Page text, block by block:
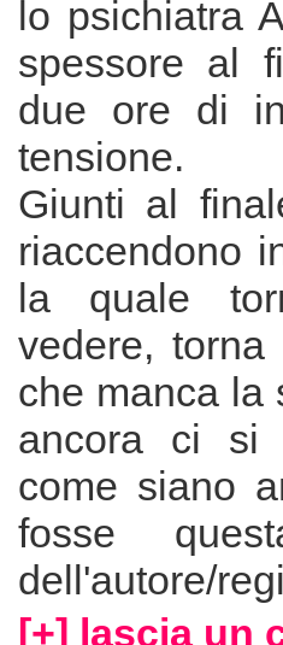
lo psichiatra
spessore al
due ore di
tensione.
Giunti al
riaccendono
la quale
vedere,
che manca la
ancora ci si
come siano
fosse
dell'autore/
[+] lascia un